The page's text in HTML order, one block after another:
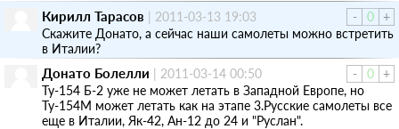
-
0 +
Кирилл Тарасов | 2011-03-13 19:03
Скажите Донато, а сейчас наши самолеты можно встретить
в Италии?
-
0 +
Донато Болелли | 2011-03-14 00:50
Ту-154 Б-2 уже не может летать в Западной Европе, но
Ту-154М может летать как на этапе 3.Русские самолеты все
еще в Италии, Як-42, Ан-12 до 24 и "Руслан".